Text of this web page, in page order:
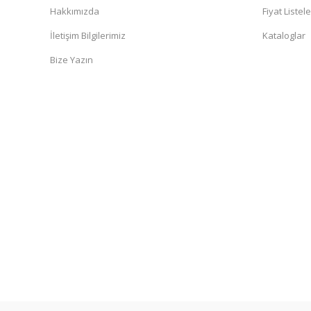
Hakkımızda
İletişim Bilgilerimiz
Bize Yazın
Fiyat
Kataloglar